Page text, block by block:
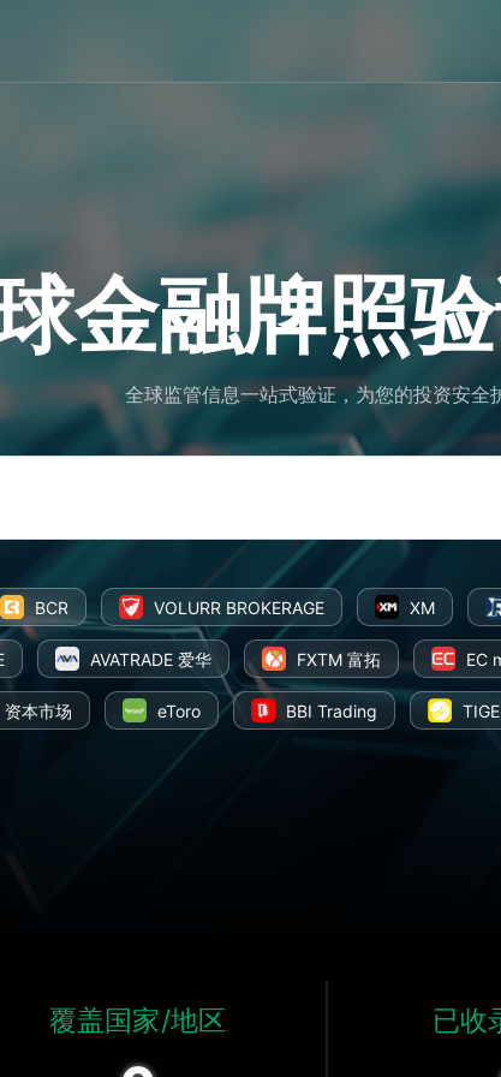
金融牌照
全球监管信息一站式验证，为您的投资安全
BCR VOLURR BROKERAGE XM
AVATRADE 爱华 FXTM 富拓 EC
本市场 eToro BBI Trading
STARTRADER 星迈
覆盖国家/地区 已收